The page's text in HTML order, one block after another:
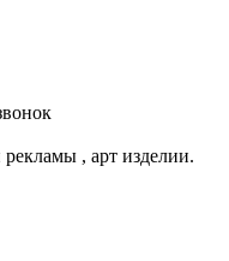
, арт изделии.